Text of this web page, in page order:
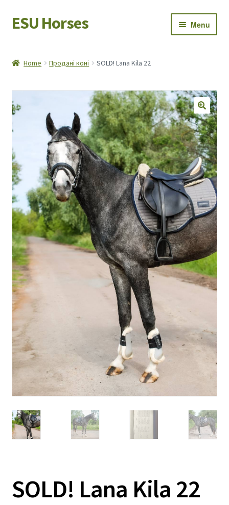
Skip
to
Skip
to
ESU Horses Menu
Save Horses
My account
Home Продані коні SOLD! Lana Kila 22
SOLD! Lana Kila 22